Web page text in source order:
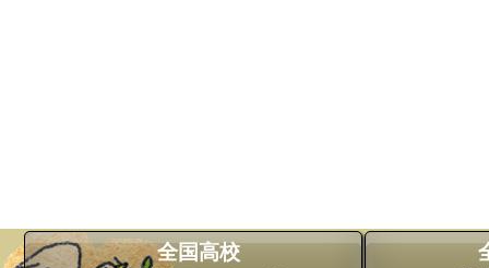
全国高校